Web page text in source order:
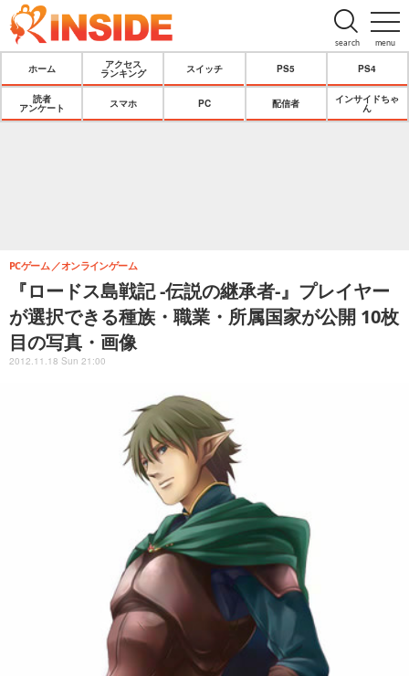
menu
search
ホーム
アクセス
ランキング
スイッチ PS5 PS4
読者
アンケート
スマホ PC 配信者
インサイドちゃ
ん
『ロードス島戦記 -伝説の継承者-』プレイヤー
が選択できる種族・職業・所属国家が公開 10枚
目の写真・画像
PCゲーム オンラインゲーム
2012.11.18 Sun 21:00